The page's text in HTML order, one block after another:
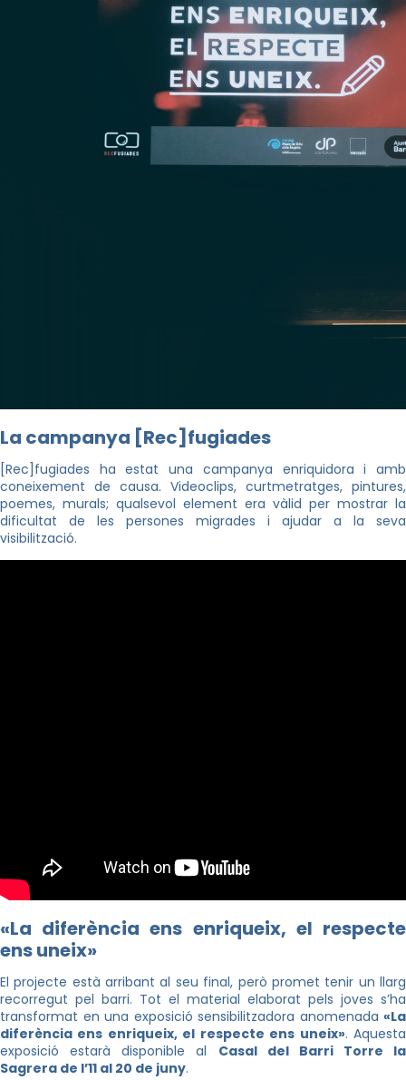
La campanya [Rec]fugiades
[Rec]fugiades ha estat una campanya enriquidora i amb
coneixement de causa. Videoclips, curtmetratges, pintures,
poemes, murals; qualsevol element era vàlid per mostrar la
dificultat de les persones migrades i ajudar a la seva
visibilització.
«La diferència ens enriqueix, el respecte
ens uneix»
El projecte està arribant al seu final, però promet tenir un llarg
recorregut pel barri. Tot el material elaborat pels joves s’ha
transformat en una exposició sensibilitzadora anomenada «La
diferència ens enriqueix, el respecte ens uneix». Aquesta
exposició estarà disponible al Casal del Barri Torre la
Sagrera de l’11 al 20 de juny.